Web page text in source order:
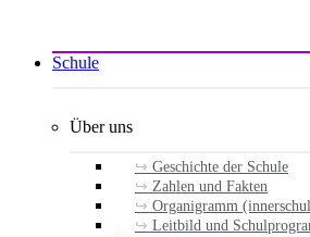
Schule
Über uns
Geschichte der Schule
Zahlen und Fakten
Organigramm
Leitbild und